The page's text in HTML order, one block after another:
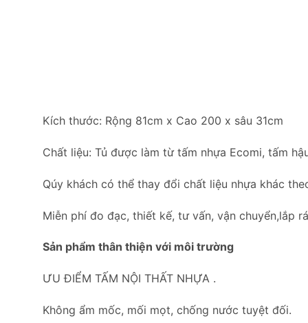
Kích thước: Rộng 81cm x Cao 200 x sâu 31cm
Chất liệu: Tủ được làm từ tấm nhựa Ecomi, tấm
Qúy khách có thể thay đổi chất liệu nhựa khác
Miễn phí đo đạc, thiết kế, tư vấn, vận chuyển,lắp
Sản phẩm thân thiện với môi trường
ƯU ĐIỂM TẤM NỘI THẤT NHỰA .
Không ẩm mốc, mối mọt, chống nước tuyệt đối.